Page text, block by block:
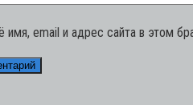
имя, email и адрес сайта в этом